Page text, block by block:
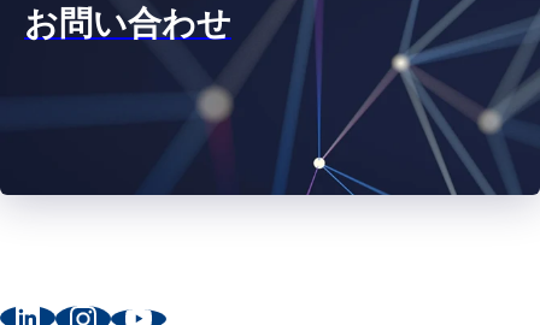
お問い合わせ